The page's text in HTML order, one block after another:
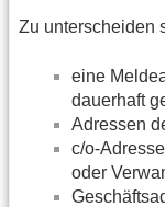
Zu unterscheiden
eine
dauerhaft
Adressen
c/o-
oder